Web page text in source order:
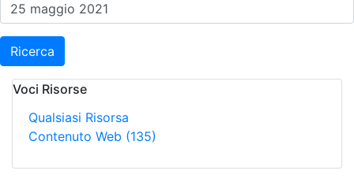
Ricerca
Voci Risorse
Qualsiasi Risorsa
Contenuto Web (135)